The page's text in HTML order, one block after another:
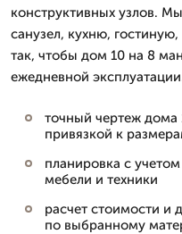
конструктивных узлов.
санузел, кухню,
так, чтобы дом 10 на 8
ежедневной
точный чертеж дома
привязкой к
планировка с
мебели и техники
расчет стоимости и
по выбранному